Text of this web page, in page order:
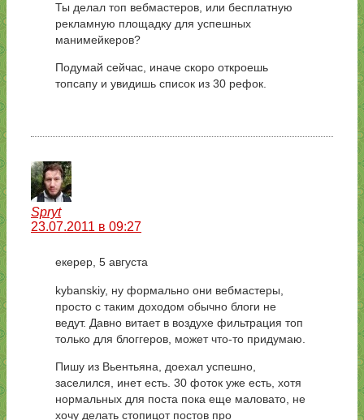
Ты делал топ вебмастеров, или бесплатную
рекламную площадку для успешных
манимейкеров?
Подумай сейчас, иначе скоро откроешь
топсапу и увидишь список из 30 рефок.
Spryt
23.07.2011 в 09:27
екерер, 5 августа
kybanskiy, ну формально они вебмастеры,
просто с таким доходом обычно блоги не
ведут. Давно витает в воздухе фильтрация топ
только для блоггеров, может что-то придумаю.
Пишу из Вьентьяна, доехал успешно,
заселился, инет есть. 30 фоток уже есть, хотя
нормальных для поста пока еще маловато, не
хочу делать стопицот постов про